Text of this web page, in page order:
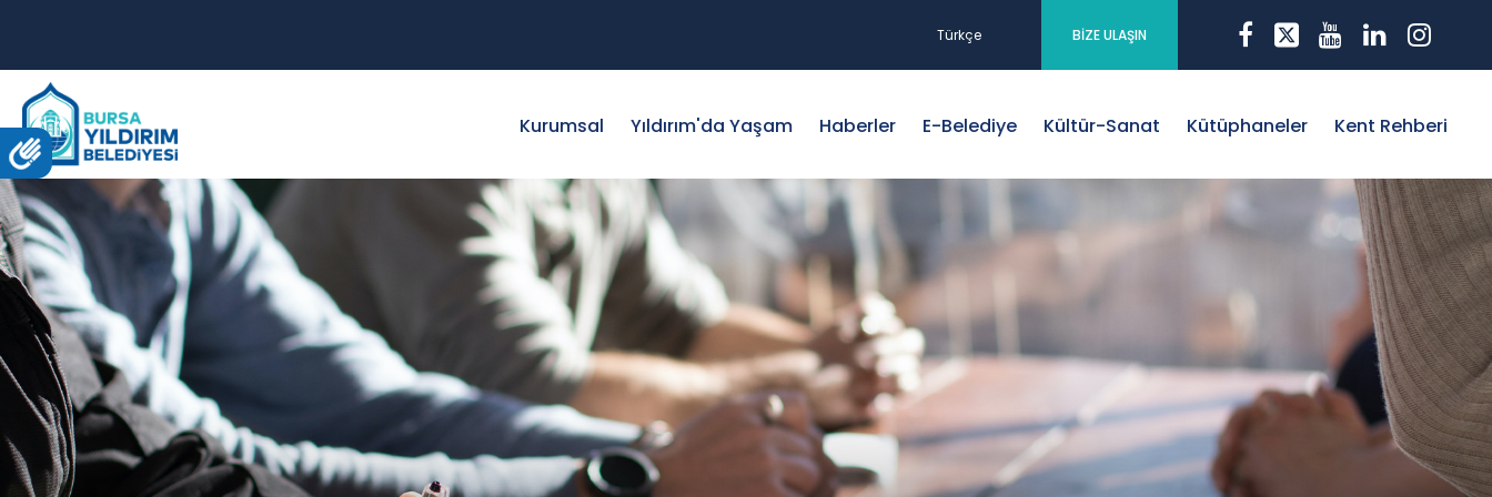
Türkçe BİZE ULAŞIN
Kurumsal Yıldırım'da Yaşam Haberler E-Belediye Kültür-Sanat Kütüphaneler Kent Rehberi